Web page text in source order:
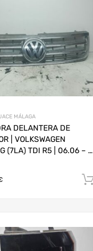
MÁLAGA
DELANTERA DE
| VOLKSWAGEN
(7LA) TDI R5 | 06.06 – …